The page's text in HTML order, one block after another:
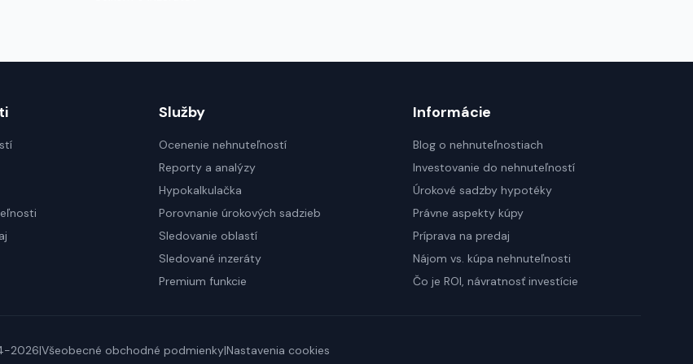
Služby
Ocenenie nehnuteľností
Reporty a analýzy
Hypokalkulačka
Porovnanie úrokových sadzieb
Sledovanie oblastí
Sledované inzeráty
Premium funkcie
Informácie
Blog o nehnuteľnostiach
Investovanie do nehnuteľností
Úrokové sadzby hypotéky
Právne aspekty kúpy
Príprava na predaj
Nájom vs. kúpa nehnuteľnosti
Čo je ROI, návratnosť investície
2026|Všeobecné obchodné podmienky|Nastavenia cookies